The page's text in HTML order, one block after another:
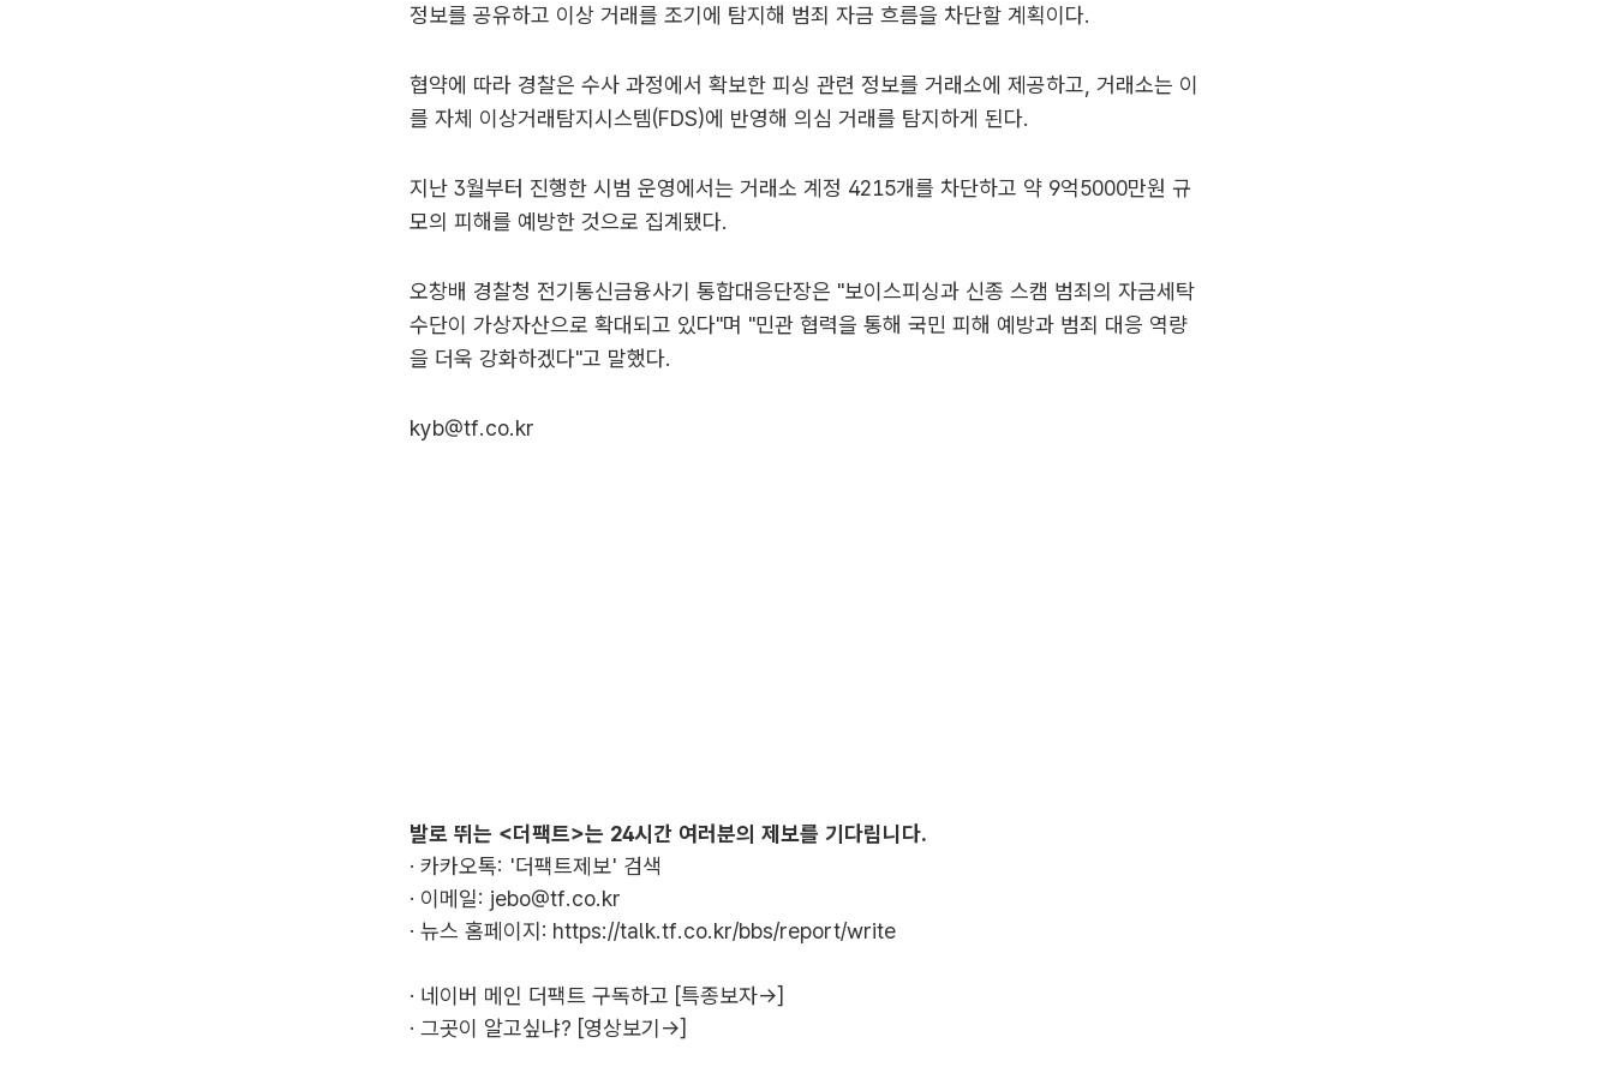
정보를 공유하고 이상 거래를 조기에 탐지해 범죄 자금 흐름을 차단할 계획이다.
협약에 따라 경찰은 수사 과정에서 확보한 피싱 관련 정보를 거래소에 제공하고, 거래소는 이
를 자체 이상거래탐지시스템(FDS)에 반영해 의심 거래를 탐지하게 된다.
지난 3월부터 진행한 시범 운영에서는 거래소 계정 4215개를 차단하고 약 9억5000만원 규
모의 피해를 예방한 것으로 집계됐다.
오창배 경찰청 전기통신금융사기 통합대응단장은 "보이스피싱과 신종 스캠 범죄의 자금세탁
수단이 가상자산으로 확대되고 있다"며 "민관 협력을 통해 국민 피해 예방과 범죄 대응 역량
을 더욱 강화하겠다"고 말했다.
kyb@tf.co.kr
발로 뛰는 <더팩트>는 24시간 여러분의 제보를 기다립니다.
· 카카오톡: '더팩트제보' 검색
· 이메일: jebo@tf.co.kr
· 뉴스 홈페이지: https://talk.tf.co.kr/bbs/report/write
· 네이버 메인 더팩트 구독하고 [특종보자→]
· 그곳이 알고싶냐? [영상보기→]